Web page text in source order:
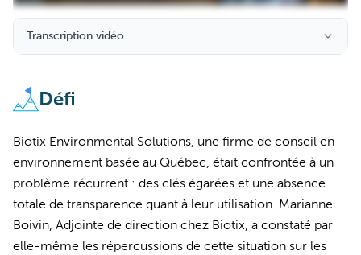
Transcription vidéo
Défi
Biotix Environmental Solutions, une firme de conseil en
environnement basée au Québec, était confrontée à un
problème récurrent : des clés égarées et une absence
totale de transparence quant à leur utilisation. Marianne
Boivin, Adjointe de direction chez Biotix, a constaté par
elle-même les répercussions de cette situation sur les